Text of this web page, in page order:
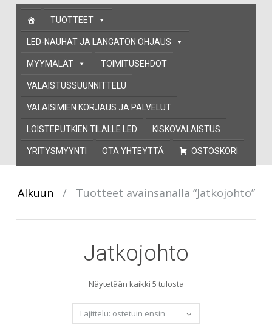
Skip
content
TUOTTEET
LED-NAUHAT JA LANGATON OHJAUS
MYYMÄLÄT TOIMITUSEHDOT
VALAISTUSSUUNNITTELU
VALAISIMIEN KORJAUS JA PALVELUT
LOISTEPUTKIEN TILALLE LED KISKOVALAISTUS
YRITYSMYYNTI OTA YHTEYTTÄ OSTOSKORI
Alkuun / Tuotteet avainsanalla “Jatkojohto”
Jatkojohto
Näytetään kaikki 5 tulostaSorted
by
popularity